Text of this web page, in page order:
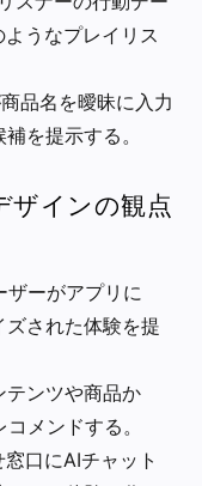
うなプレイリス
品名を曖昧に入力
を提示する。
ザインの観点
ザーがアプリに
された体験を提
テンツや商品か
メンドする。
口にAIチャット